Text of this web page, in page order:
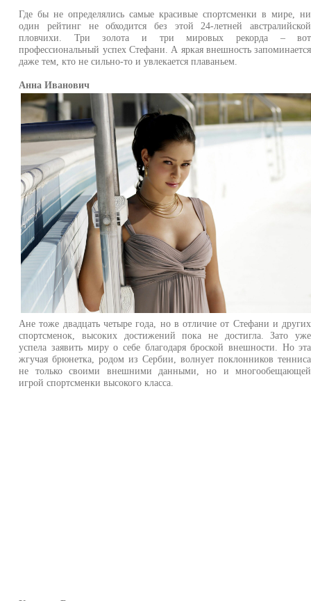
Где бы не определялись самые красивые спортсменки в мире, ни
один рейтинг не обходится без этой 24-летней австралийской
пловчихи. Три золота и три мировых рекорда – вот
профессиональный успех Стефани. А яркая внешность запоминается
даже тем, кто не сильно-то и увлекается плаваньем.
Анна Иванович
Ане тоже двадцать четыре года, но в отличие от Стефани и других
спортсменок, высоких достижений пока не достигла. Зато уже
успела заявить миру о себе благодаря броской внешности. Но эта
жгучая брюнетка, родом из Сербии, волнует поклонников тенниса
не только своими внешними данными, но и многообещающей
игрой спортсменки высокого класса.